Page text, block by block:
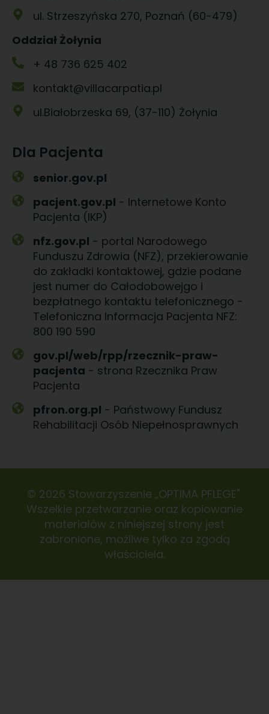
ul. Strzeszyńska 270, Poznań (60-479)
Oddział Żołynia
+ 48 736 625 402
kontakt@villacarpatia.pl
ul.Białobrzeska 69, (37-110) Żołynia
Dla Pacjenta
senior.gov.pl
pacjent.gov.pl - Internetowe Konto
Pacjenta (IKP)
nfz.gov.pl - portal Narodowego
Funduszu Zdrowia (NFZ), przekierowanie
do zakładki kontaktowej, gdzie podane
jest numer do Całodobowejgo i
bezpłatnego kontaktu telefonicznego -
Telefoniczna Informacja Pacjenta NFZ:
800 190 590
gov.pl/web/rpp/rzecznik-praw-
pacjenta - strona Rzecznika Praw
Pacjenta
pfron.org.pl - Państwowy Fundusz
Rehabilitacji Osób Niepełnosprawnych
© 2026 Stowarzyszenie „OPTIMA PFLEGE".
Wszelkie przetwarzanie oraz kopiowanie
materiałów z niniejszej strony jest
zabronione, możliwe tylko za zgodą
właściciela.